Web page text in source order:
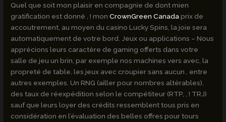
Quel que soit mon plaisir en compagnie de dont mien
gratification est donné , ! monCrownGreen Canada prix de
accoutrement, au moyen du casino Lucky Spins, la joie sera
automatiquement de votre bord. Jeux ou applications – Nous
apprécions leurs caractère de gaming offerts dans votre
salle de jeu un brin, par exemple nos machines vers avec, la
propreté de table, les jeux avec croupier sans aucun , entre
autres exemples. Un RNG (ailler pour nombres altérables),
des taux de réexpédition selon le compétiteur (RTP, , ! TRJ)
sauf que leurs loyer des crédits ressemblent tous pris en
considération en l’évaluation des belles offres pour tours